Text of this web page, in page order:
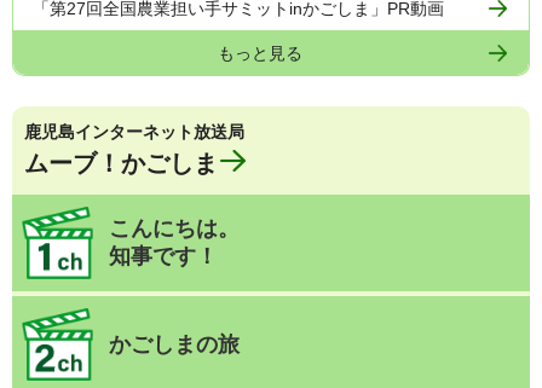
「第27回全国農業担い手サミットinかごしま」PR動画
もっと見る
鹿児島インターネット放送局
ムーブ！かごしま
こんにちは。
知事です！
かごしまの旅